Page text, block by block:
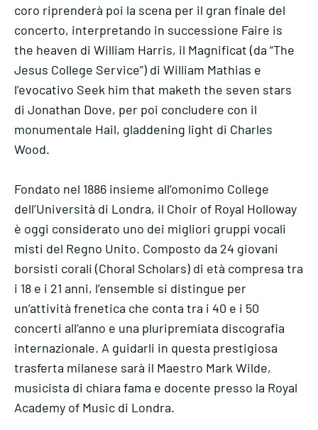
coro riprenderà poi la scena per il gran finale del
concerto, interpretando in successione Faire is
the heaven di William Harris, il Magnificat (da “The
Jesus College Service”) di William Mathias e
l’evocativo Seek him that maketh the seven stars
di Jonathan Dove, per poi concludere con il
monumentale Hail, gladdening light di Charles
Wood.
Fondato nel 1886 insieme all’omonimo College
dell’Università di Londra, il Choir of Royal Holloway
è oggi considerato uno dei migliori gruppi vocali
misti del Regno Unito. Composto da 24 giovani
borsisti corali (Choral Scholars) di età compresa tra
i 18 e i 21 anni, l’ensemble si distingue per
un’attività frenetica che conta tra i 40 e i 50
concerti all’anno e una pluripremiata discografia
internazionale. A guidarli in questa prestigiosa
trasferta milanese sarà il Maestro Mark Wilde,
musicista di chiara fama e docente presso la Royal
Academy of Music di Londra.